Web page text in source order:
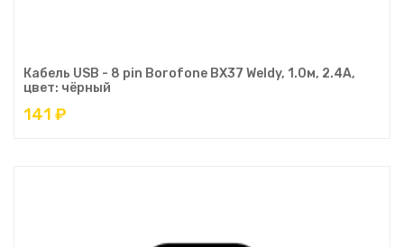
Кабель USB - 8 pin Borofone BX37 Weldy, 1.0м, 2.4A,
цвет: чёрный
141 ₽